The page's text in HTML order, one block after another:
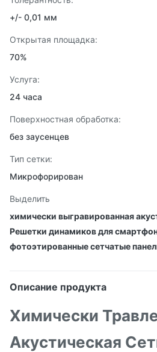
+/- 0,01 мм
Открытая площадка:
70%
Услуга:
24 часа
Поверхностная обработка:
без заусенцев
Тип сетки:
Микрофорирован
Выделить
химически выгравированная
Решетки динамиков для
фотоэтированные сетчатые
Описание продукта
Химически
Акустическая